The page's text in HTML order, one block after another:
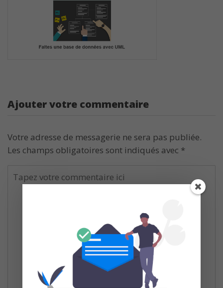
Ajouter votre commentaire
Votre adresse de messagerie ne sera pas publiée.
Les champs obligatoires sont indiqués avec *